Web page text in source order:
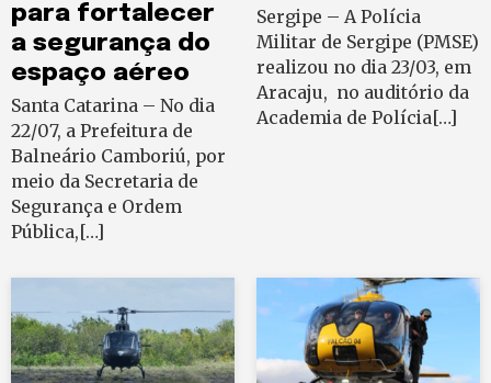
para fortalecer
a segurança do
espaço aéreo
Santa Catarina – No dia
22/07, a Prefeitura de
Balneário Camboriú, por
meio da Secretaria de
Segurança e Ordem
Pública,[…]
Sergipe – A Polícia
Militar de Sergipe (PMSE)
realizou no dia 23/03, em
Aracaju, no auditório da
Academia de Polícia[…]